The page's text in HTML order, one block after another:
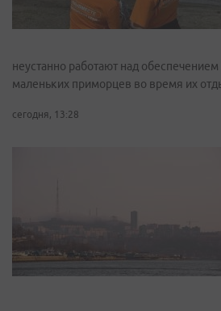
неустанно работают над обеспечением
маленьких приморцев во время их
сегодня, 13:28